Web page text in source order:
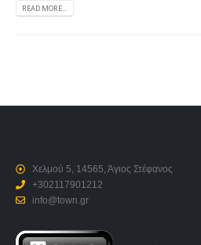
READ MORE...
Χελμού 5, 14565, Άγιος Στέφανος
+302117901212
info@town.gr